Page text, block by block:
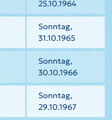
25.10.1964
Sonntag,
31.10.1965
Sonntag,
30.10.1966
Sonntag,
29.10.1967